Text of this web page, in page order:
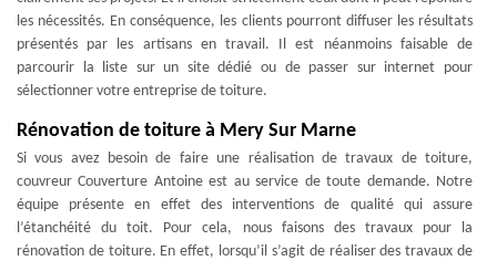
les nécessités. En conséquence, les clients pourront diffuser les résultats
présentés par les artisans en travail. Il est néanmoins faisable de
parcourir la liste sur un site dédié ou de passer sur internet pour
sélectionner votre entreprise de toiture.
Rénovation de toiture à Mery Sur Marne
Si vous avez besoin de faire une réalisation de travaux de toiture,
couvreur Couverture Antoine est au service de toute demande. Notre
équipe présente en effet des interventions de qualité qui assure
l’étanchéité du toit. Pour cela, nous faisons des travaux pour la
rénovation de toiture. En effet, lorsqu’il s’agit de réaliser des travaux de